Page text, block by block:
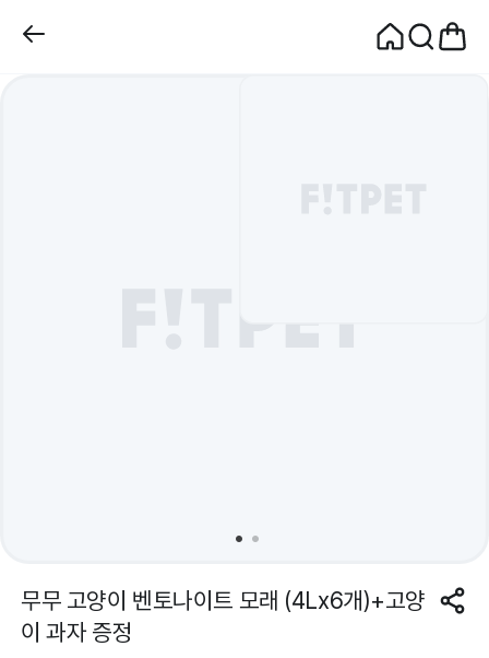
무무 고양이 벤토나이트 모래 (4Lx6개)+고양
이 과자 증정